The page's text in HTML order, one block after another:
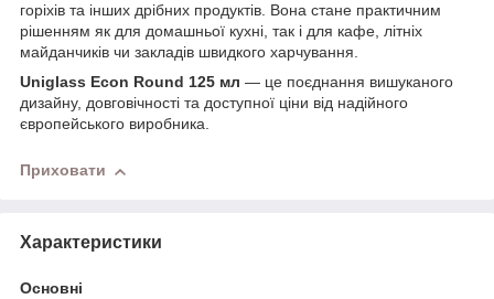
горіхів та інших дрібних продуктів. Вона стане практичним
рішенням як для домашньої кухні, так і для кафе, літніх
майданчиків чи закладів швидкого харчування.
Uniglass Econ Round 125 мл — це поєднання вишуканого
дизайну, довговічності та доступної ціни від надійного
європейського виробника.
Приховати
Характеристики
Основні